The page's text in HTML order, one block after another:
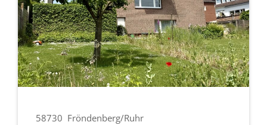
58730 Fröndenberg/Ruhr